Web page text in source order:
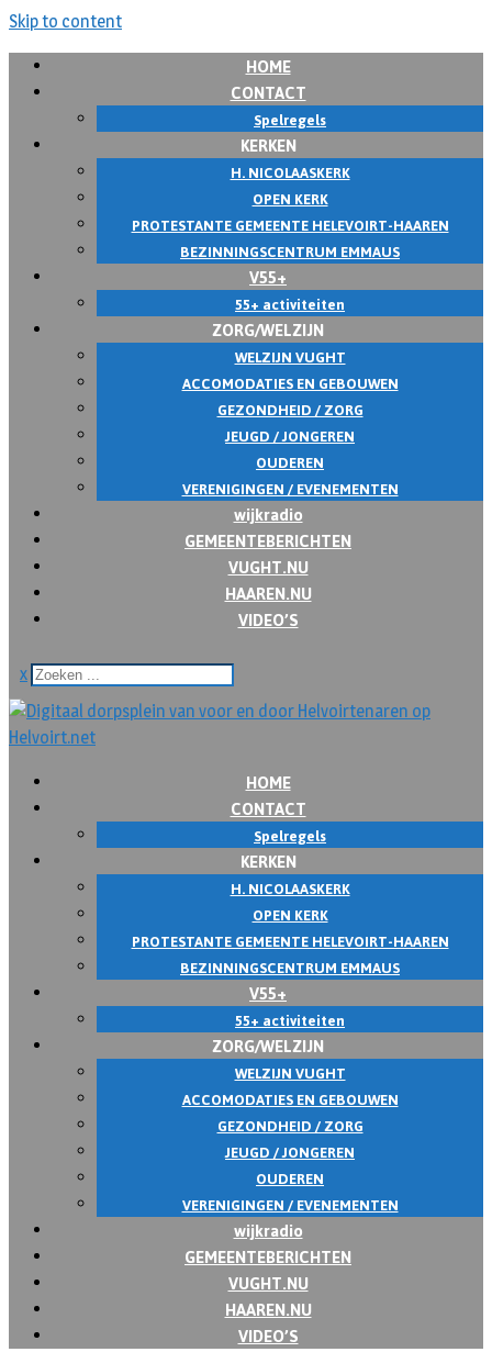
Skip to content
HOME
CONTACT
Spelregels
KERKEN
H. NICOLAASKERK
OPEN KERK
PROTESTANTE GEMEENTE HELEVOIRT-HAAREN
BEZINNINGSCENTRUM EMMAUS
V55+
55+ activiteiten
ZORG/WELZIJN
WELZIJN VUGHT
ACCOMODATIES EN GEBOUWEN
GEZONDHEID / ZORG
JEUGD / JONGEREN
OUDEREN
VERENIGINGEN / EVENEMENTEN
wijkradio
GEMEENTEBERICHTEN
VUGHT.NU
HAAREN.NU
VIDEO’S
x
HOME
CONTACT
Spelregels
KERKEN
H. NICOLAASKERK
OPEN KERK
PROTESTANTE GEMEENTE HELEVOIRT-HAAREN
BEZINNINGSCENTRUM EMMAUS
V55+
55+ activiteiten
ZORG/WELZIJN
WELZIJN VUGHT
ACCOMODATIES EN GEBOUWEN
GEZONDHEID / ZORG
JEUGD / JONGEREN
OUDEREN
VERENIGINGEN / EVENEMENTEN
wijkradio
GEMEENTEBERICHTEN
VUGHT.NU
HAAREN.NU
VIDEO’S